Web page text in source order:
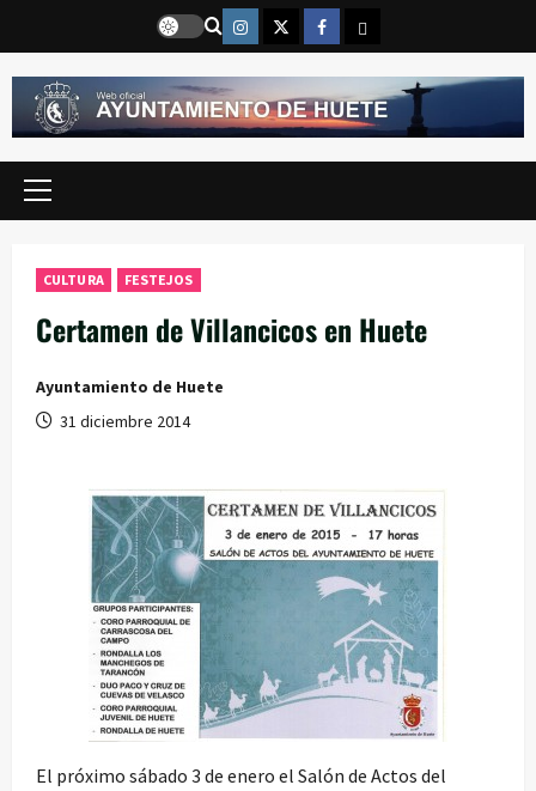
contenido
Instragram
TwitterFacebook
Email
Menú
CULTURA FESTEJOS
Certamen de Villancicos en Huete
Ayuntamiento de Huete
31 diciembre 2014
El próximo sábado 3 de enero el Salón de Actos del